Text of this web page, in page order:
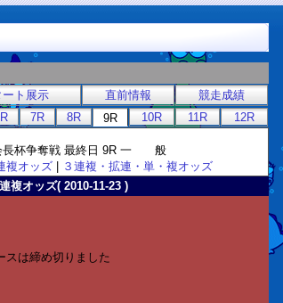
ート展示 直前情報
競走成績
7R 8R 9R 10R 11R 12R
長杯争奪戦 最終日 9R 一 般
複オッズ|
３連複・拡連・単・複オッズ
複オッズ( 2010-11-23 )
スは締め切りました